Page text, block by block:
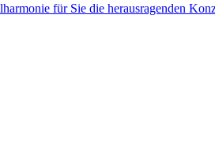
für Sie die herausragenden